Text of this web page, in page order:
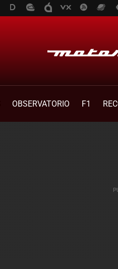
OBSERVATORIO F1